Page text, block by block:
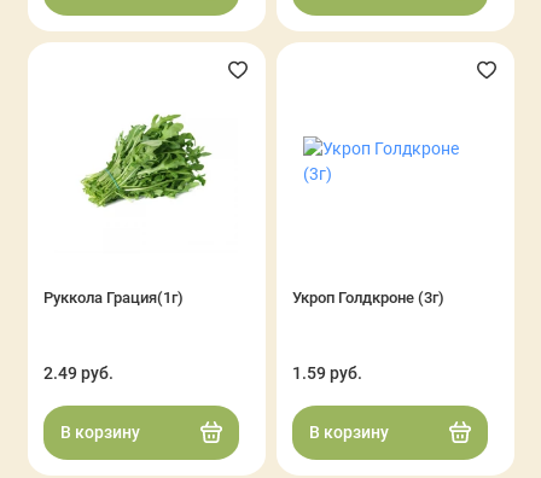
Руккола Грация(1г)
2.49 руб.
В корзину
Укроп Голдкроне (3г)
1.59 руб.
В корзину